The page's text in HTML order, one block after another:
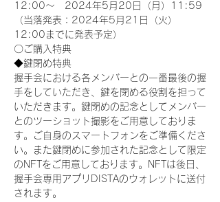
12:00～　2024年5月20日（月）11:59
（当落発表：2024年5月21日（火）
12:00までに発表予定）
〇ご購入特典
◆鍵閉め特典
握手会における各メンバーとの一番最後の握
手をしていただき、鍵を閉める役割を担って
いただきます。鍵閉めの記念としてメンバー
とのツーショット撮影をご用意しておりま
す。ご自身のスマートフォンをご準備くださ
い。また鍵閉めに参加された記念として限定
のNFTをご用意しております。NFTは後日、
握手会専用アプリDISTAのウォレットに送付
されます。